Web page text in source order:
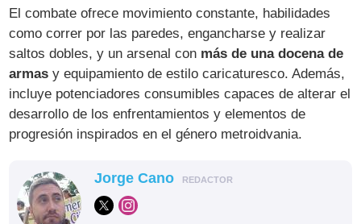
El combate ofrece movimiento constante, habilidades
como correr por las paredes, engancharse y realizar
saltos dobles, y un arsenal con más de una docena de
armas y equipamiento de estilo caricaturesco. Además,
incluye potenciadores consumibles capaces de alterar el
desarrollo de los enfrentamientos y elementos de
progresión inspirados en el género metroidvania.
Jorge Cano REDACTOR